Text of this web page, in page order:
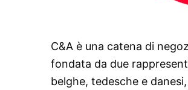
C&A è una catena di
fondata da due
belghe, tedesche e